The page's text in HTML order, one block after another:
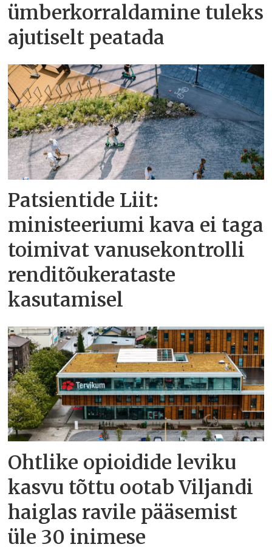
ümberkorraldamine tuleks
ajutiselt peatada
Patsientide Liit:
ministeeriumi kava ei taga
toimivat vanusekontrolli
renditõukerataste
kasutamisel
Ohtlike opioidide leviku
kasvu tõttu ootab Viljandi
haiglas ravile pääsemist
üle 30 inimese